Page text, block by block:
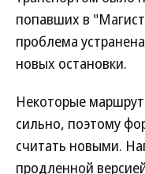
попавших в
проблема
новых остановки.
Некоторые
сильно, поэтому
считать новыми.
продленной